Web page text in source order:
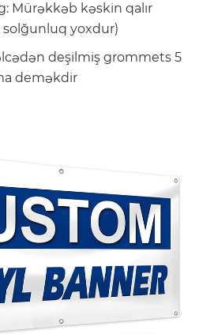
Mürəkkəb kəskin qalır
yoxdur)
deşilmiş grommets 5
deməkdir